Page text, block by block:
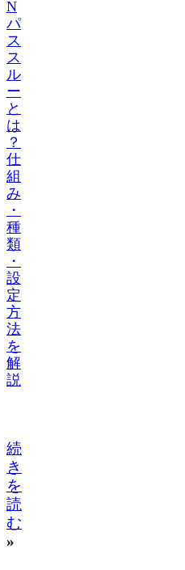
N
パ
ス
ス
ル
ー
と
は
？
仕
組
み
・
種
類
・
設
定
方
法
を
解
説
続
き
を
読
む
»